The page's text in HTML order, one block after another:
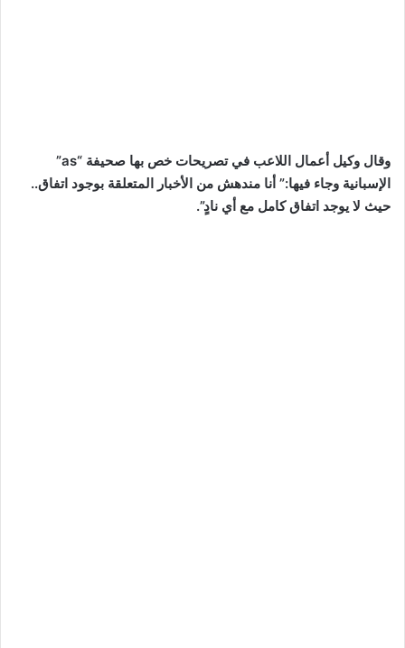
وقال وكيل أعمال اللاعب في تصريحات خص بها صحيفة “as”
الإسبانية وجاء فيها:” أنا مندهش من الأخبار المتعلقة بوجود اتفاق..
حيث لا يوجد اتفاق كامل مع أي نادٍ”.